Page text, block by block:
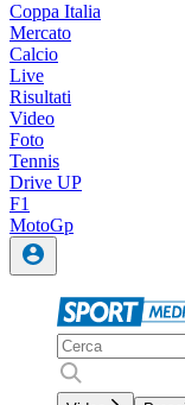
Coppa Italia
Mercato
Calcio
Live
Risultati
Video
Foto
Tennis
Drive UP
F1
MotoGp